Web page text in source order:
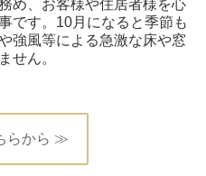
め、お客様や住居者様を心
です。10月になると季節も
強風等による急激な床や窓
せん。
らから ≫